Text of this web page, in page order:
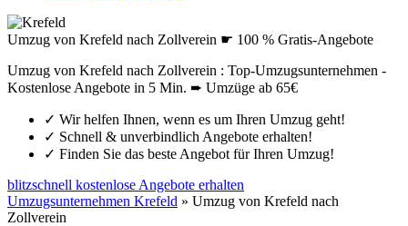
Umzug von Krefeld nach Zollverein ☛ 100 % Gratis-Angebote
Umzug von Krefeld nach Zollverein : Top-Umzugsunternehmen -
Kostenlose Angebote in 5 Min. ➨ Umzüge ab 65€
✓ Wir helfen Ihnen, wenn es um Ihren Umzug geht!
✓ Schnell & unverbindlich Angebote erhalten!
✓ Finden Sie das beste Angebot für Ihren Umzug!
blitzschnell kostenlose Angebote erhalten
Umzugsunternehmen Krefeld » Umzug von Krefeld nach
Zollverein